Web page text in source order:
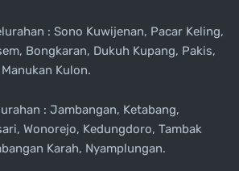
: Sono Kuwijenan, Pacar Keling,
Bongkaran, Dukuh Kupang, Pakis,
Kulon.
: Jambangan, Ketabang,
Wonorejo, Kedungdoro, Tambak
Karah, Nyamplungan.